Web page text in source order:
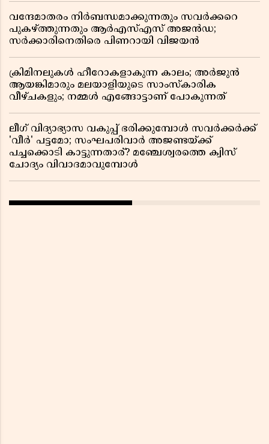
വന്ദേമാതരം നിർബന്ധമാക്കുന്നതും സവർക്കറെ
പുകഴ്ത്തുന്നതും ആർഎസ്എസ് അജൻഡ;
സർക്കാരിനെതിരെ പിണറായി വിജയൻ
ക്രിമിനലുകൾ ഹീറോകളാകുന്ന കാലം; അർജുൻ
ആയങ്കിമാരും മലയാളിയുടെ സാംസ്കാരിക
വീഴ്ചകളും; നമ്മൾ എങ്ങോട്ടാണ് പോകുന്നത്
ലീഗ് വിദ്യാഭ്യാസ വകുപ്പ് ഭരിക്കുമ്പോൾ സവർക്കർക്ക്
'വീർ' പട്ടമോ; സംഘപരിവാർ അജണ്ടയ്ക്ക്
പച്ചക്കൊടി കാട്ടുന്നതാര്? മഞ്ചേശ്വരത്തെ ക്വിസ്
ചോദ്യം വിവാദമാവുമ്പോൾ